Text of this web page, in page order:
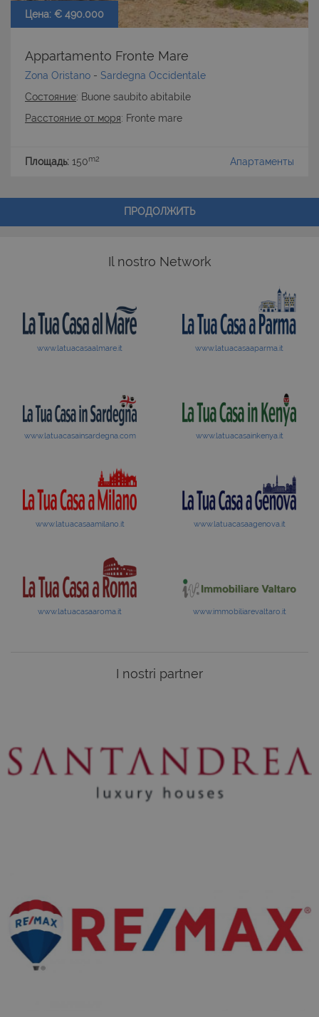
Цена: € 490.000
Appartamento Fronte Mare
Zona Oristano - Sardegna Occidentale
Состояние: Buone saubito abitabile
Расстояние от моря: Fronte mare
Площадь: 150m2 Апартаменты
ПРОДОЛЖИТЬ
Il nostro Network
www.latuacasaalmare.it www.latuacasaaparma.it
www.latuacasainsardegna.com www.latuacasainkenya.it
www.latuacasaamilano.it www.latuacasaagenova.it
www.latuacasaaroma.it www.immobiliarevaltaro.it
I nostri partner